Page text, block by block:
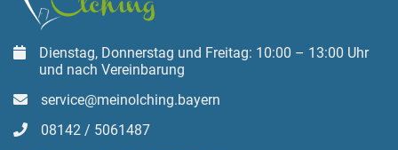
Dienstag, Donnerstag und Freitag: 10:00 – 13:00 Uhr
und nach Vereinbarung
service@meinolching.bayern
08142 / 5061487